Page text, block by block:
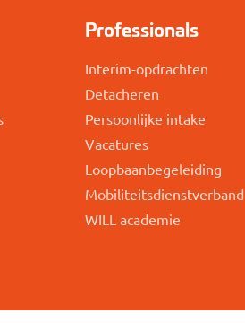
Professionals
Interim-opdrachten
Detacheren
Persoonlijke intake
Vacatures
Loopbaanbegeleiding
Mobiliteitsdienstverband
WILL academie